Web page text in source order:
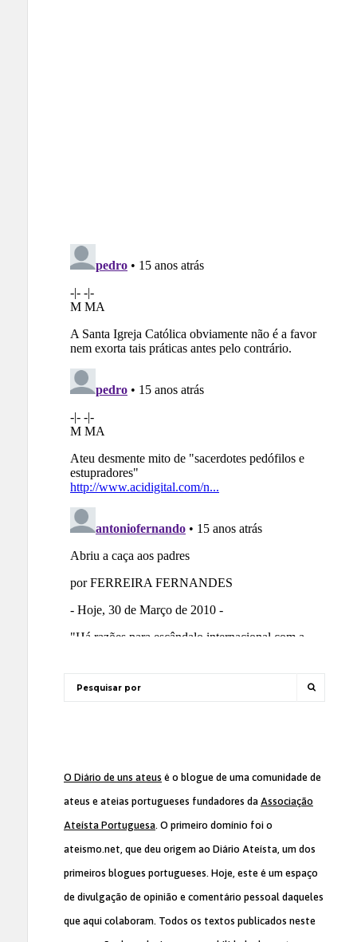
O Diário de uns ateus é o blogue de uma comunidade de
ateus e ateias portugueses fundadores da Associação
Ateísta Portuguesa. O primeiro domínio foi o
ateismo.net, que deu origem ao Diário Ateísta, um dos
primeiros blogues portugueses. Hoje, este é um espaço
de divulgação de opinião e comentário pessoal daqueles
que aqui colaboram. Todos os textos publicados neste